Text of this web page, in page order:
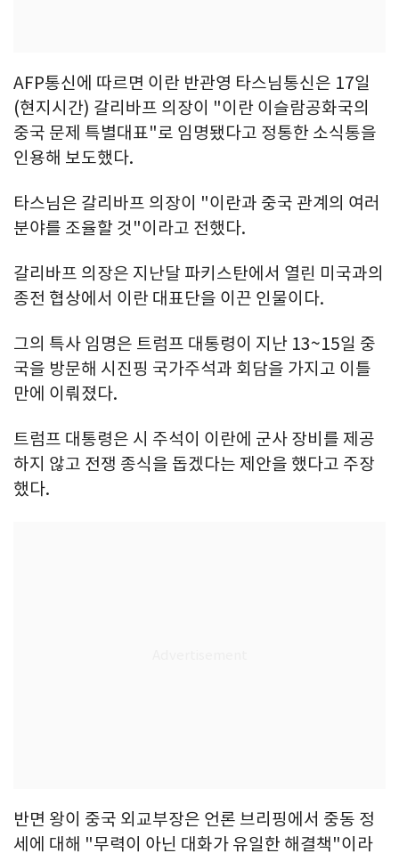
AFP통신에 따르면 이란 반관영 타스님통신은 17일
(현지시간) 갈리바프 의장이 "이란 이슬람공화국의
중국 문제 특별대표"로 임명됐다고 정통한 소식통을
인용해 보도했다.
타스님은 갈리바프 의장이 "이란과 중국 관계의 여러
분야를 조율할 것"이라고 전했다.
갈리바프 의장은 지난달 파키스탄에서 열린 미국과의
종전 협상에서 이란 대표단을 이끈 인물이다.
그의 특사 임명은 트럼프 대통령이 지난 13~15일 중
국을 방문해 시진핑 국가주석과 회담을 가지고 이틀
만에 이뤄졌다.
트럼프 대통령은 시 주석이 이란에 군사 장비를 제공
하지 않고 전쟁 종식을 돕겠다는 제안을 했다고 주장
했다.
반면 왕이 중국 외교부장은 언론 브리핑에서 중동 정
세에 대해 "무력이 아닌 대화가 유일한 해결책"이라